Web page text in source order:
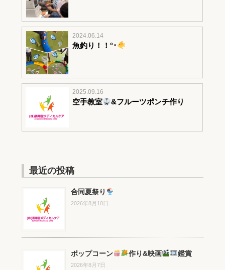
2024.06.14
魚釣り！！°･
2025.09.16
空手教室 &フルーツポンチ作り
最近の投稿
合同夏祭り
2026年8月10日
ポップコーン 作り&映画 鑑賞
2026年8月7日